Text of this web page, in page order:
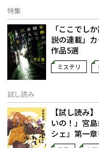
特集
「ここでし
説の連載」――
作品5選
ミステリ
試し読み
【試し読み
いの！」宮
シェ』第一